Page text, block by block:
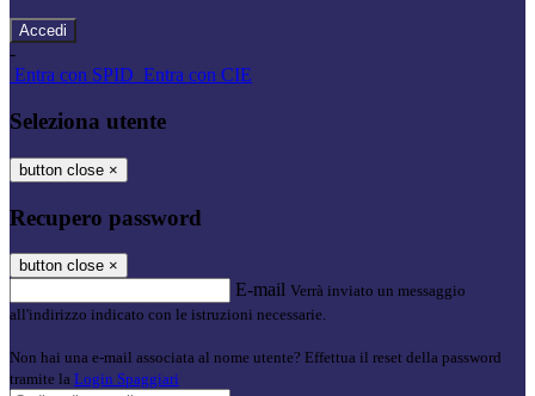
-
Entra con SPID Entra con CIE
Seleziona utente
button close ×
Recupero password
button close ×
E-mail Verrà inviato un messaggio
all'indirizzo indicato con le istruzioni necessarie.
Non hai una e-mail associata al nome utente? Effettua il reset della password
tramite la Login Spaggiari